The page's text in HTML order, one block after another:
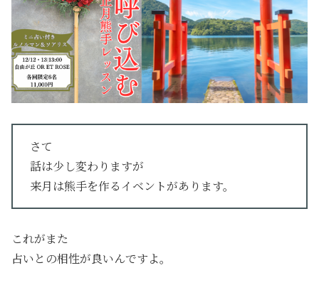
さて
話は少し変わりますが
来月は熊手を作るイベントがあります。
これがまた
占いとの相性が良いんですよ。